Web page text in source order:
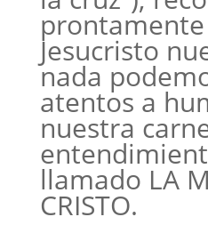
Jesucristo
nada
atentos a
nuestra
llamado LA
CRISTO.